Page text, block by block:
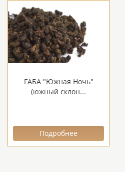
ГАБА "Южная Ночь"
(южный склон...
Подробнее